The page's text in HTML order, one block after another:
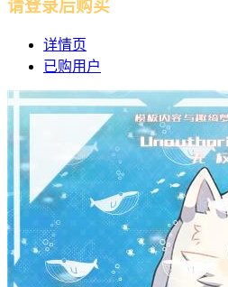
请登录后购买
详情页
已购用户